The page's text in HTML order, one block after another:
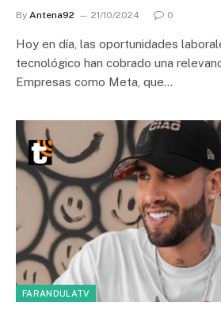
By Antena92 21/10/2024 0
Hoy en día, las oportunidades
tecnológico han cobrado una
Empresas como Meta, que…
FARANDULATV